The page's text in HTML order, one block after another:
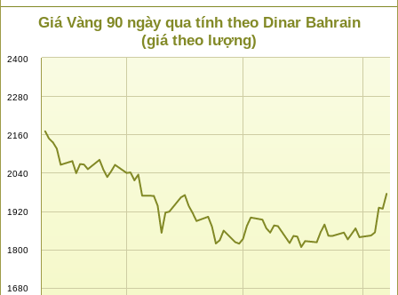
Giá Vàng 90 ngày qua tính theo Dinar Bahrain
(giá theo lượng)
1680
1800
1920
2040
2160
2280
2400